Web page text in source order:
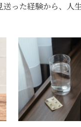
った経験から、人